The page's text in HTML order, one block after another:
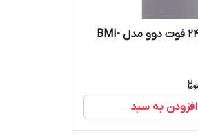
یخچال فریزر 24 فوت دوو مدل BMi-
افزودن به سبد